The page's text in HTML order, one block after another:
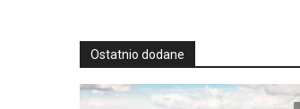
Ostatnio dodane